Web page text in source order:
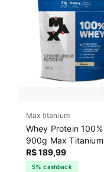
Max titanium
Whey Protein 100%
900g Max Titanium
Baunilha
R$ 189,99
5% cashback